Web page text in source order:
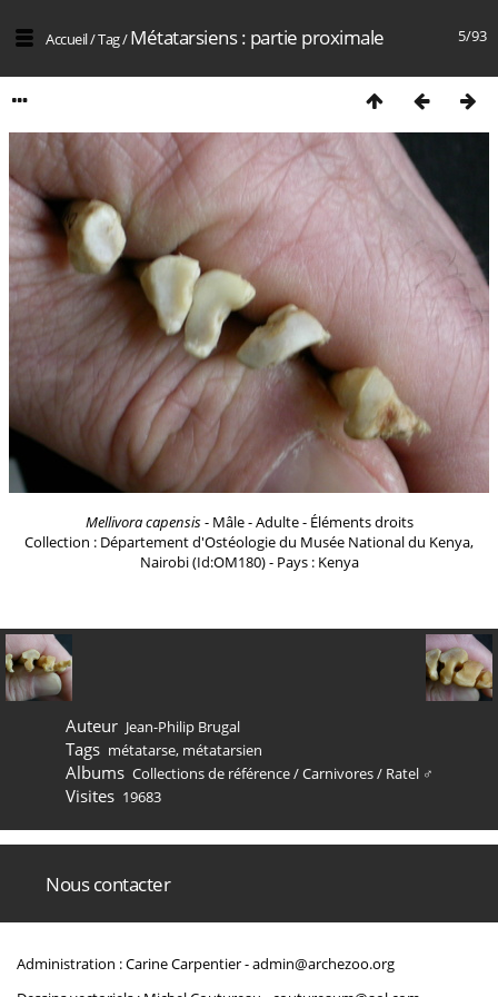
5/93
Accueil/Tag/Métatarsiens : partie proximale
Mellivora capensis- Mâle - Adulte - Éléments droits
Collection : Département d'Ostéologie du Musée National du Kenya,
Nairobi (Id:OM180) - Pays : Kenya
Auteur Jean-Philip Brugal
Tags métatarse, métatarsien
Albums Collections de référence/Carnivores/ Ratel ♂
Visites 19683
Nous contacter
Administration : Carine Carpentier -admin@archezoo.org